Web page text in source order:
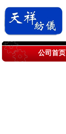
公司首页